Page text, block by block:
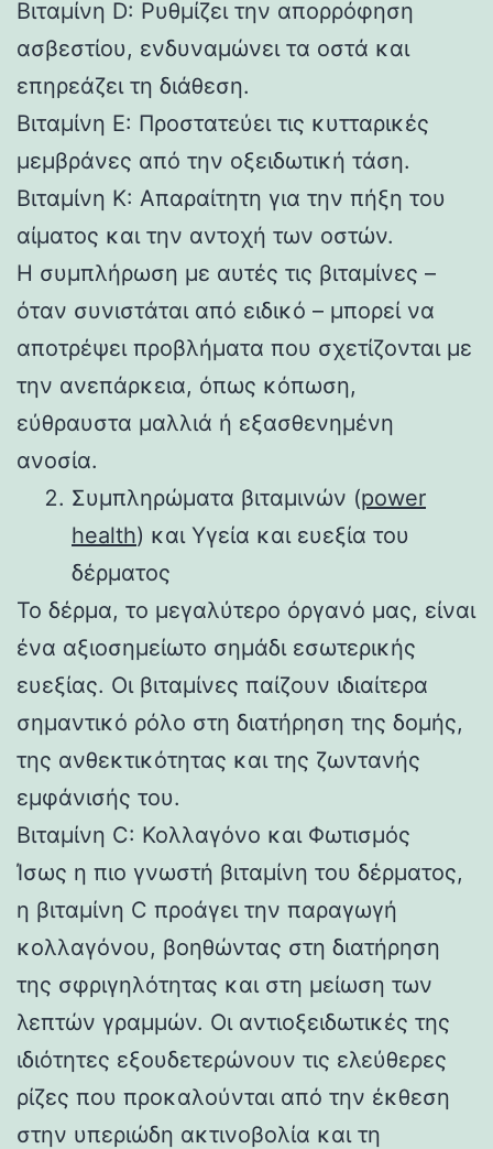
Βιταμίνη D: Ρυθμίζει την απορρόφηση
ασβεστίου, ενδυναμώνει τα οστά και
επηρεάζει τη διάθεση.
Βιταμίνη E: Προστατεύει τις κυτταρικές
μεμβράνες από την οξειδωτική τάση.
Βιταμίνη Κ: Απαραίτητη για την πήξη του
αίματος και την αντοχή των οστών.
Η συμπλήρωση με αυτές τις βιταμίνες –
όταν συνιστάται από ειδικό – μπορεί να
αποτρέψει προβλήματα που σχετίζονται με
την ανεπάρκεια, όπως κόπωση,
εύθραυστα μαλλιά ή εξασθενημένη
ανοσία.
Συμπληρώματα βιταμινών (power
health) και Υγεία και ευεξία του
δέρματος
Το δέρμα, το μεγαλύτερο όργανό μας, είναι
ένα αξιοσημείωτο σημάδι εσωτερικής
ευεξίας. Οι βιταμίνες παίζουν ιδιαίτερα
σημαντικό ρόλο στη διατήρηση της δομής,
της ανθεκτικότητας και της ζωντανής
εμφάνισής του.
Βιταμίνη C: Κολλαγόνο και Φωτισμός
Ίσως η πιο γνωστή βιταμίνη του δέρματος,
η βιταμίνη C προάγει την παραγωγή
κολλαγόνου, βοηθώντας στη διατήρηση
της σφριγηλότητας και στη μείωση των
λεπτών γραμμών. Οι αντιοξειδωτικές της
ιδιότητες εξουδετερώνουν τις ελεύθερες
ρίζες που προκαλούνται από την έκθεση
στην υπεριώδη ακτινοβολία και τη